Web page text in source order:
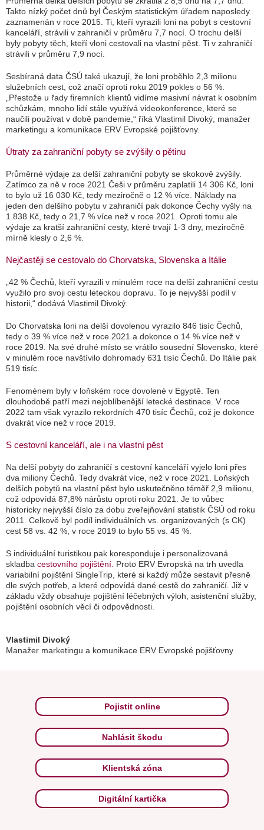
Takto nízký počet dnů byl Českým statistickým úřadem naposledy
zaznamenán v roce 2015. Ti, kteří vyrazili loni na pobyt s cestovní
kanceláří, strávili v zahraničí v průměru 7,7 nocí. O trochu delší
byly pobyty těch, kteří vloni cestovali na vlastní pěst. Ti v zahraničí
strávili v průměru 7,9 nocí.
Sesbíraná data ČSÚ také ukazují, že loni proběhlo 2,3 milionu
služebních cest, což značí oproti roku 2019 pokles o 56 %.
„Přestože u řady firemních klientů vidíme masivní návrat k osobním
schůzkám, mnoho lidí stále využívá videokonference, které se
naučili používat v době pandemie,“ říká Vlastimil Divoký, manažer
marketingu a komunikace ERV Evropské pojišťovny.
Útraty za zahraniční pobyty se zvýšily o pětinu
Průměrné výdaje za delší zahraniční pobyty se skokově zvýšily.
Zatímco za ně v roce 2021 Češi v průměru zaplatili 14 306 Kč, loni
to bylo už 16 030 Kč, tedy meziročně o 12 % více. Náklady na
jeden den delšího pobytu v zahraničí pak dokonce Čechy vyšly na
1 838 Kč, tedy o 21,7 % více než v roce 2021. Oproti tomu ale
výdaje za kratší zahraniční cesty, které trvají 1-3 dny, meziročně
mírně klesly o 2,6 %.
Nejčastěji se cestovalo do Chorvatska, Slovenska a Itálie
„42 % Čechů, kteří vyrazili v minulém roce na delší zahraniční cestu
využilo pro svoji cestu leteckou dopravu. To je nejvyšší podíl v
historii,“ dodává Vlastimil Divoký.
Do Chorvatska loni na delší dovolenou vyrazilo 846 tisíc Čechů,
tedy o 39 % více než v roce 2021 a dokonce o 14 % více než v
roce 2019. Na své druhé místo se vrátilo sousední Slovensko, které
v minulém roce navštívilo dohromady 631 tisíc Čechů. Do Itálie pak
519 tisíc.
Fenoménem byly v loňském roce dovolené v Egyptě. Ten
dlouhodobě patří mezi nejoblíbenější letecké destinace. V roce
2022 tam však vyrazilo rekordních 470 tisíc Čechů, což je dokonce
dvakrát více než v roce 2019.
S cestovní kanceláří, ale i na vlastní pěst
Na delší pobyty do zahraničí s cestovní kanceláří vyjelo loni přes
dva miliony Čechů. Tedy dvakrát více, než v roce 2021. Loňských
delších pobytů na vlastní pěst bylo uskutečněno téměř 2,9 milionu,
což odpovídá 87,8% nárůstu oproti roku 2021. Je to vůbec
historicky nejvyšší číslo za dobu zveřejňování statistik ČSÚ od roku
2011. Celkově byl podíl individuálních vs. organizovaných (s CK)
cest 58 vs. 42 %, v roce 2019 to bylo 55 vs. 45 %.
S individuální turistikou pak koresponduje i personalizovaná
skladba cestovního pojištění. Proto ERV Evropská na trh uvedla
variabilní pojištění SingleTrip, které si každý může sestavit přesně
dle svých potřeb, a které odpovídá dané cestě do zahraničí. Již v
základu vždy obsahuje pojištění léčebných výloh, asistenční služby,
pojištění osobních věcí či odpovědnosti.
Vlastimil Divoký
Manažer marketingu a komunikace ERV Evropské pojišťovny
Pojistit online
Nahlásit škodu
Klientská zóna
Digitální kartička